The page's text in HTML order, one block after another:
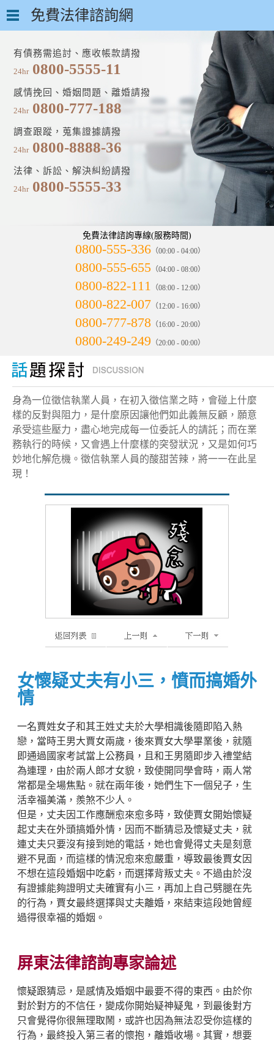
免費法律諮詢網
有債務需追討、應收帳款請撥
24hr 0800-5555-11
感情挽回、婚姻問題、離婚請撥
24hr 0800-777-188
調查跟蹤，蒐集證據請撥
24hr 0800-8888-36
法律、訴訟、解決糾紛請撥
24hr 0800-5555-33
免費法律諮詢專線(服務時間)
0800-555-336 （00:00 - 04:00）
0800-555-655 （04:00 - 08:00）
0800-822-111 （08:00 - 12:00）
0800-822-007 （12:00 - 16:00）
0800-777-878 （16:00 - 20:00）
0800-249-249 （20:00 - 00:00）
身為一位徵信執業人員，在初入徵信業之時，會碰上什麼
樣的反對與阻力，是什麼原因讓他們如此義無反顧，願意
承受這些壓力，盡心地完成每一位委託人的請託；而在業
務執行的時候，又會遇上什麼樣的突發狀況，又是如何巧
妙地化解危機。徵信執業人員的酸甜苦辣，將一一在此呈
現！
女懷疑丈夫有小三，憤而搞婚外
情
一名賈姓女子和其王姓丈夫於大學相識後隨即陷入熱
戀，當時王男大賈女兩歲，後來賈女大學畢業後，就隨
即通過國家考試當上公務員，且和王男隨即步入禮堂結
為連理，由於兩人郎才女貌，致使開同學會時，兩人常
常都是全場焦點。就在兩年後，她們生下一個兒子，生
活幸福美滿，羨煞不少人。
但是，丈夫因工作應酬愈來愈多時，致使賈女開始懷疑
起丈夫在外頭搞婚外情，因而不斷猜忌及懷疑丈夫，就
連丈夫只要沒有接到她的電話，她也會覺得丈夫是刻意
避不見面，而這樣的情況愈來愈嚴重，導致最後賈女因
不想在這段婚姻中吃虧，而選擇背叛丈夫。不過由於沒
有證據能夠證明丈夫確實有小三，再加上自己劈腿在先
的行為，賈女最終選擇與丈夫離婚，來結束這段她曾經
過得很幸福的婚姻。
屏東法律諮詢專家論述
懷疑跟猜忌，是感情及婚姻中最要不得的東西。由於你
對於對方的不信任，變成你開始疑神疑鬼，到最後對方
只會覺得你很無理取鬧，或許也因為無法忍受你這樣的
行為，最終投入第三者的懷抱，離婚收場。其實，想要